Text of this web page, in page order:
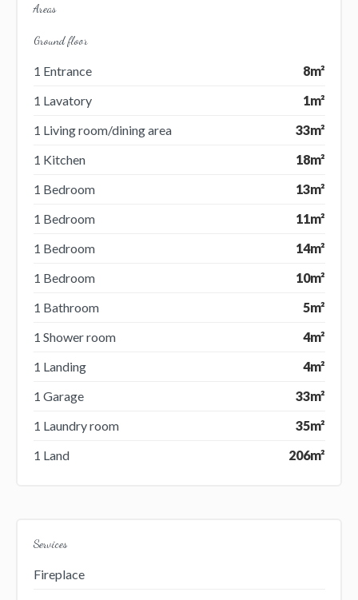
Areas
Ground floor
1 Entrance
8m²
1 Lavatory
1m²
1 Living room/dining area
33m²
1 Kitchen
18m²
1 Bedroom
13m²
1 Bedroom
11m²
1 Bedroom
14m²
1 Bedroom
10m²
1 Bathroom
5m²
1 Shower room
4m²
1 Landing
4m²
1 Garage
33m²
1 Laundry room
35m²
1 Land
206m²
Services
Fireplace